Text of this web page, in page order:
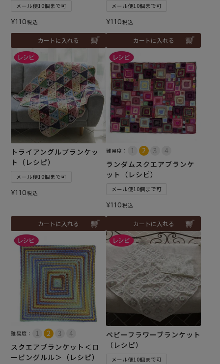
メール便10個まで可
¥110税込
カートに入れる
メール便10個まで可
¥110税込
カートに入れる
トライアングルブランケッ
ト（レシピ）
メール便10個まで可
¥110税込
カートに入れる
難易度：
ランダムスクエアブランケ
ット（レシピ）
メール便10個まで可
¥110税込
カートに入れる
難易度：
スクエアブランケット＜ロ
ービングルル＞（レシピ）
ベビーフラワーブランケット
（レシピ）
メール便10個まで可